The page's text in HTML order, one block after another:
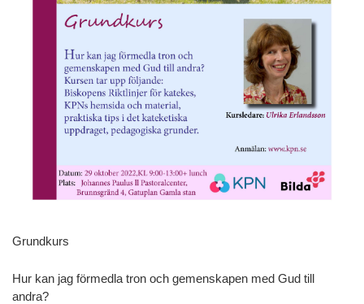
Grundkurs
Hur kan jag förmedla tron och gemenskapen med Gud till
andra?